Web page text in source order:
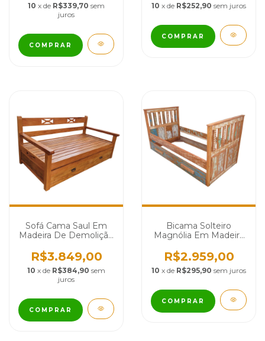
10 x de R$339,70 sem
juros
COMPRAR
10 x de R$252,90 sem juros
COMPRAR
Sofá Cama Saul Em
Madeira De Demolição
R$3.849,00
10 x de R$384,90 sem
juros
COMPRAR
Bicama Solteiro
Magnólia Em Madeira
R$2.959,00
10 x de R$295,90 sem juros
COMPRAR